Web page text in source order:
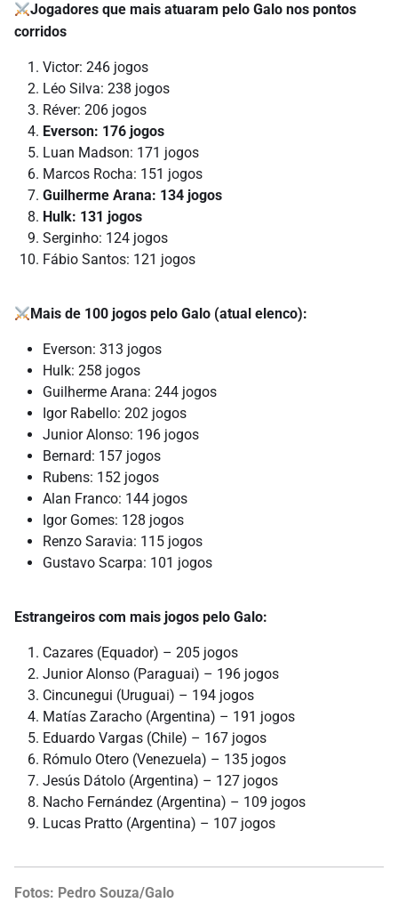
Jogadores que mais atuaram pelo Galo nos pontos
corridos
Victor: 246 jogos
Léo Silva: 238 jogos
Réver: 206 jogos
Everson: 176 jogos
Luan Madson: 171 jogos
Marcos Rocha: 151 jogos
Guilherme Arana: 134 jogos
Hulk: 131 jogos
Serginho: 124 jogos
Fábio Santos: 121 jogos
Mais de 100 jogos pelo Galo (atual elenco):
Everson: 313 jogos
Hulk: 258 jogos
Guilherme Arana: 244 jogos
Igor Rabello: 202 jogos
Junior Alonso: 196 jogos
Bernard: 157 jogos
Rubens: 152 jogos
Alan Franco: 144 jogos
Igor Gomes: 128 jogos
Renzo Saravia: 115 jogos
Gustavo Scarpa: 101 jogos
Estrangeiros com mais jogos pelo Galo:
Cazares (Equador) – 205 jogos
Junior Alonso (Paraguai) – 196 jogos
Cincunegui (Uruguai) – 194 jogos
Matías Zaracho (Argentina) – 191 jogos
Eduardo Vargas (Chile) – 167 jogos
Rómulo Otero (Venezuela) – 135 jogos
Jesús Dátolo (Argentina) – 127 jogos
Nacho Fernández (Argentina) – 109 jogos
Lucas Pratto (Argentina) – 107 jogos
Fotos: Pedro Souza/Galo